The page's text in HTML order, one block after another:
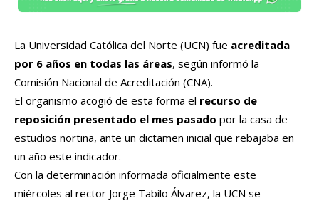
La Universidad Católica del Norte (UCN) fue acreditada
por 6 años en todas las áreas, según informó la
Comisión Nacional de Acreditación (CNA).
El organismo acogió de esta forma el recurso de
reposición presentado el mes pasado por la casa de
estudios nortina, ante un dictamen inicial que rebajaba en
un año este indicador.
Con la determinación informada oficialmente este
miércoles al rector Jorge Tabilo Álvarez, la UCN se